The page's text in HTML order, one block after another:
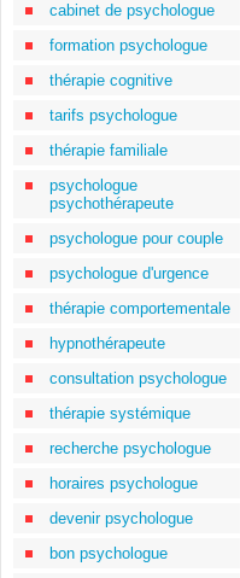
cabinet de psychologue
formation psychologue
thérapie cognitive
tarifs psychologue
thérapie familiale
psychologue
psychothérapeute
psychologue pour couple
psychologue d'urgence
thérapie comportementale
hypnothérapeute
consultation psychologue
thérapie systémique
recherche psychologue
horaires psychologue
devenir psychologue
bon psychologue